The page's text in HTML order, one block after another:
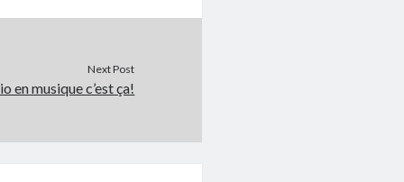
Next Post
en musique c’est ça!